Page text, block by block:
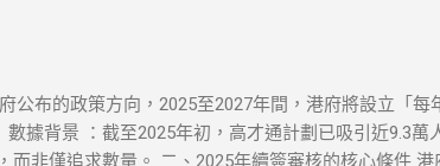
到合适的服务器 ：选择一个你想连接的地区服务器
置。你也可以检查本地网络设置是否正确。 Netflix
专门支持Netflix的VPN服务。 连接速度慢 ：VPN加
。 VPN的应用 很多国外的网站和应用都受到严格的
布的政策方向，2025至2027年間，港府將設立「每
據背景 ：截至2025年初，高才通計劃已吸引近9.3萬
非僅追求數量。 二、2025年續簽審核的核心條件